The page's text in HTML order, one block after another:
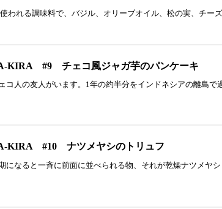
われる調味料で、バジル、オリーブオイル、松の実、チー
KIRA #9 チェコ風ジャガ芋のパンケーキ
人の友人がいます。1年の約半分をインドネシアの離島で
KIRA #10 ナツメヤシのトリュフ
なると一斉に前面に並べられる物、それが乾燥ナツメヤ